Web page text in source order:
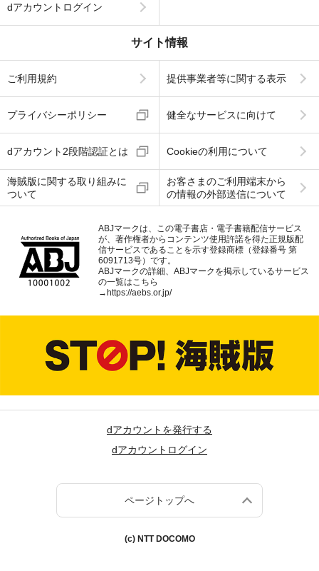
dアカウントログイン
サイト情報
ご利用規約 提供事業者等に関する表示
プライバシーポリシー 健全なサービスに向けて
dアカウント2段階認証とは Cookieの利用について
海賊版に関する取り組みに
ついて
お客さまのご利用端末から
の情報の外部送信について
ABJマークは、この電子書店・電子書籍配信サービス
が、著作権者からコンテンツ使用許諾を得た正規版配
信サービスであることを示す登録商標（登録番号 第
6091713号）です。
ABJマークの詳細、ABJマークを掲示しているサービス
の一覧はこちら
→ https://aebs.or.jp/
dアカウントを発行する
dアカウントログイン
ページトップへ
(c) NTT DOCOMO